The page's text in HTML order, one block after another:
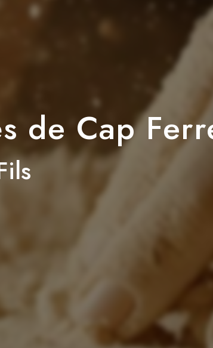
de Cap